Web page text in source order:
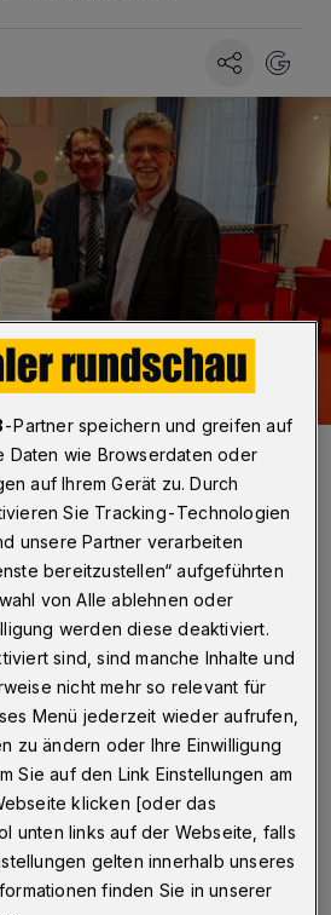
in der Concordia.
zwischen der Stadt
der ISG Barmen für die
wird in einem Vertrag
(25. November
vom ISG-Vorsitzenden
wurde. Neben
und Vertretern der
Miriam
-Partner speichern und greifen auf
Daten wie Browserdaten oder
auf Ihrem Gerät zu. Durch
Sie Tracking-Technologien
unsere Partner verarbeiten
bereitzustellen“ aufgeführten
von Alle ablehnen oder
werden diese deaktiviert.
sind, sind manche Inhalte und
nicht mehr so relevant für
Menü jederzeit wieder aufrufen,
zu ändern oder Ihre Einwilligung
Sie auf den Link Einstellungen am
klicken [oder das
unten links auf der Webseite, falls
gelten innerhalb unseres
finden Sie in unserer